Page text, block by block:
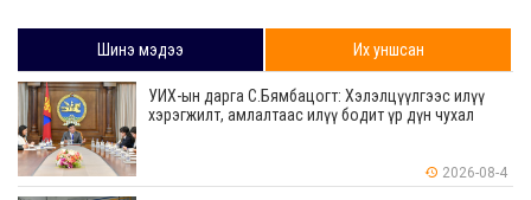
Шинэ мэдээ Их уншсан
УИХ-ын дарга С.Бямбацогт: Хэлэлцүүлгээс илүү
хэрэгжилт, амлалтаас илүү бодит үр дүн чухал
2026-08-4